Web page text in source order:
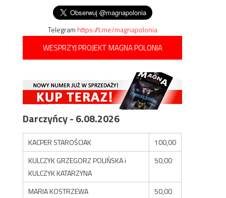
Telegramhttps://t.me/magnapolonia
WESPRZYJ PROJEKT MAGNA POLONIA
Darczyńcy - 6.08.2026
KACPER STAROŚCIAK
100,00
KULCZYK GRZEGORZ POLIŃSKA i
KULCZYK KATARZYNA
50,00
MARIA KOSTRZEWA
50,00